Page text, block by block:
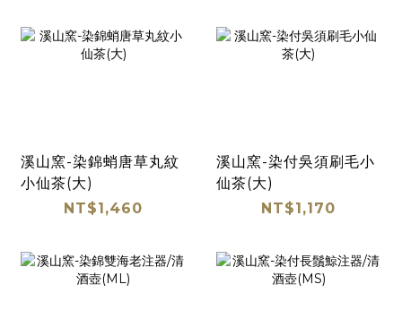
溪山窯-染錦蛸唐草丸紋
小仙茶(大)
NT$1,460
溪山窯-染付吳須刷毛小
仙茶(大)
NT$1,170